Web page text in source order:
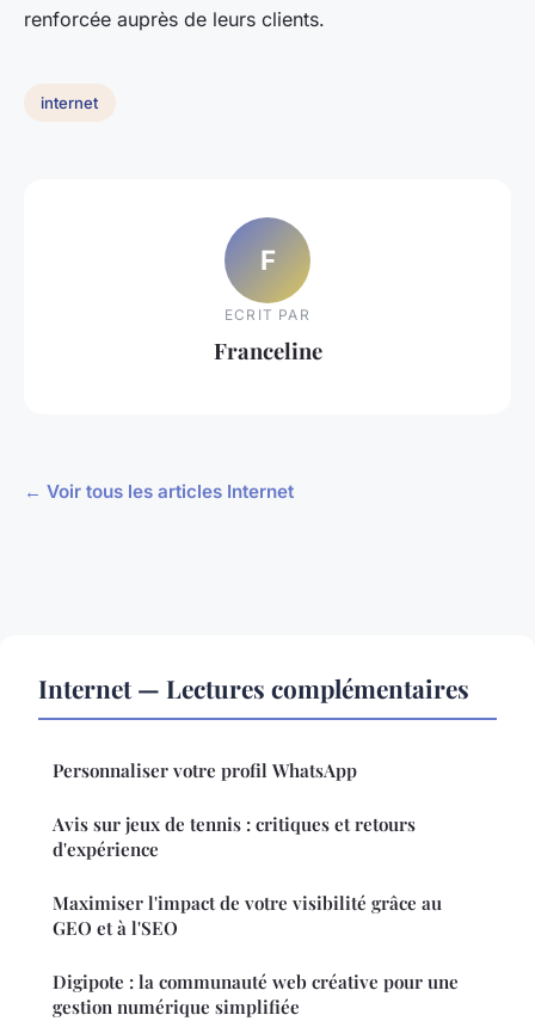
renforcée auprès de leurs clients.
internet
F
ECRIT PAR
Franceline
← Voir tous les articles Internet
Internet — Lectures complémentaires
Personnaliser votre profil WhatsApp
Avis sur jeux de tennis : critiques et retours
d'expérience
Maximiser l'impact de votre visibilité grâce au
GEO et à l'SEO
Digipote : la communauté web créative pour une
gestion numérique simplifiée